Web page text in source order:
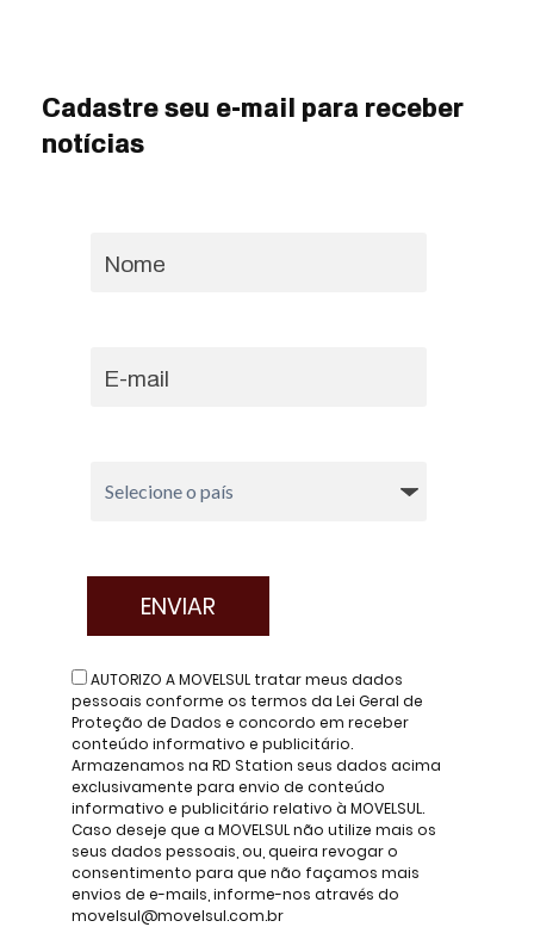
Cadastre seu e-mail para receber
notícias
AUTORIZO A MOVELSUL tratar meus dados
pessoais conforme os termos da Lei Geral de
Proteção de Dados e concordo em receber
conteúdo informativo e publicitário.
Armazenamos na RD Station seus dados acima
exclusivamente para envio de conteúdo
informativo e publicitário relativo à MOVELSUL.
Caso deseje que a MOVELSUL não utilize mais os
seus dados pessoais, ou, queira revogar o
consentimento para que não façamos mais
envios de e-mails, informe-nos através do
movelsul@movelsul.com.br